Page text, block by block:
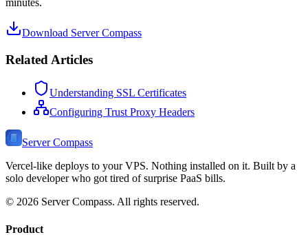
minutes.
Download Server Compass
Related Articles
Understanding SSL Certificates
Configuring Trust Proxy Headers
Server Compass
Vercel-like deploys to your VPS. Nothing installed on it. Built by a
solo developer who got tired of surprise PaaS bills.
© 2026 Server Compass. All rights reserved.
Product